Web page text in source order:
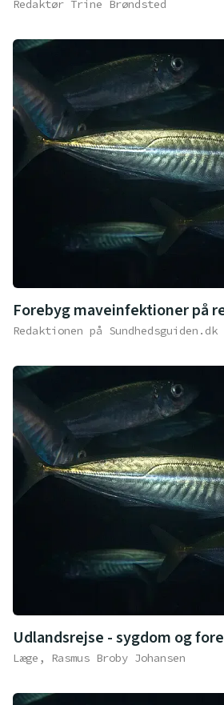
Redaktør Trine Brøndsted
Forebyg maveinfektioner på
Redaktionen på Sundhedsguiden.dk
Udlandsrejse - sygdom og
Læge, Rasmus Broby Johansen